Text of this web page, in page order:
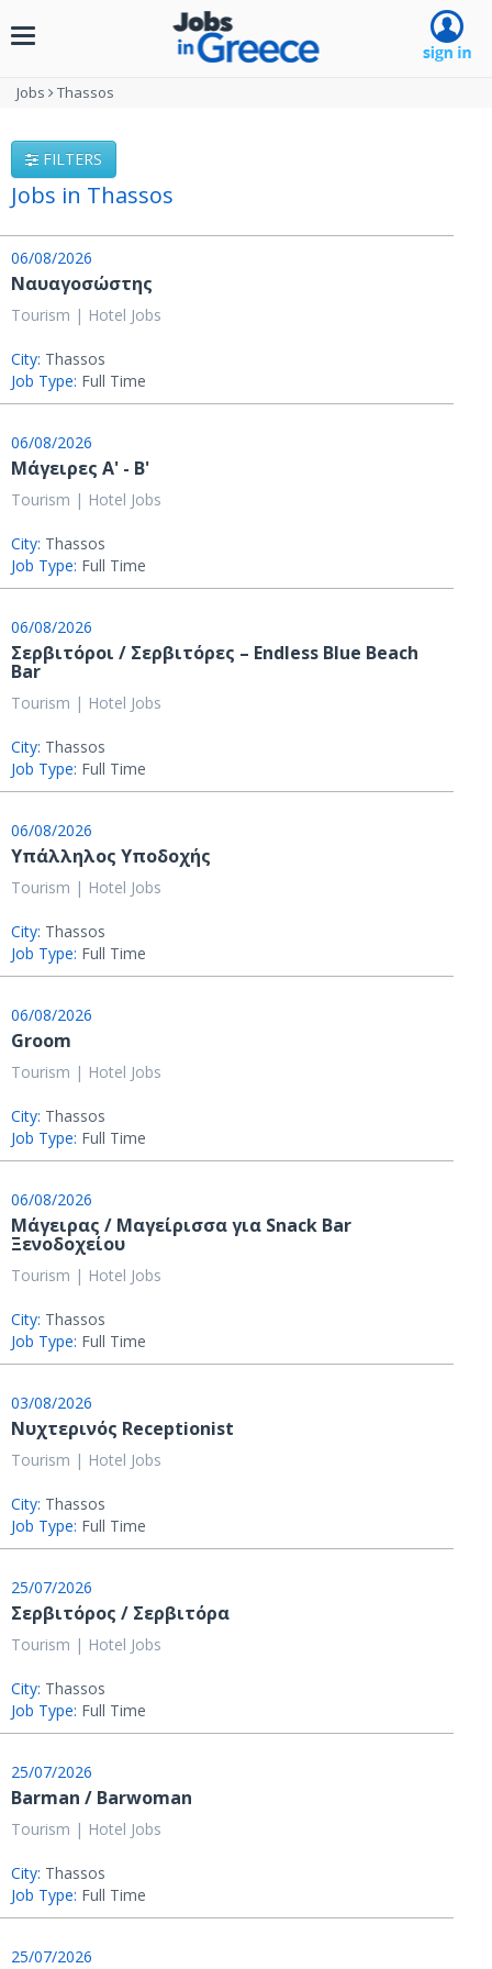
Toggle
Jobs Thassos
FILTERS
Jobs in Thassos
06/08/2026
Ναυαγοσώστης
Tourism | Hotel Jobs
City: Thassos
Job Type: Full Time
06/08/2026
Μάγειρες Α' - Β'
Tourism | Hotel Jobs
City: Thassos
Job Type: Full Time
06/08/2026
Σερβιτόροι / Σερβιτόρες – Endless Blue Beach
Bar
Tourism | Hotel Jobs
City: Thassos
Job Type: Full Time
06/08/2026
Υπάλληλος Υποδοχής
Tourism | Hotel Jobs
City: Thassos
Job Type: Full Time
06/08/2026
Groom
Tourism | Hotel Jobs
City: Thassos
Job Type: Full Time
06/08/2026
Μάγειρας / Μαγείρισσα για Snack Bar
Ξενοδοχείου
Tourism | Hotel Jobs
City: Thassos
Job Type: Full Time
03/08/2026
Νυχτερινός Receptionist
Tourism | Hotel Jobs
City: Thassos
Job Type: Full Time
25/07/2026
Σερβιτόρος / Σερβιτόρα
Tourism | Hotel Jobs
City: Thassos
Job Type: Full Time
25/07/2026
Barman / Barwoman
Tourism | Hotel Jobs
City: Thassos
Job Type: Full Time
25/07/2026